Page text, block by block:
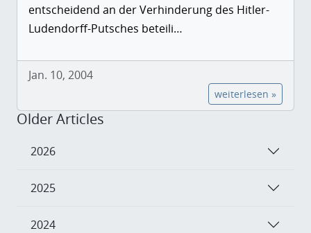
entscheidend an der Verhinderung des Hitler-
Ludendorff-Putsches beteili…
Jan. 10, 2004
weiterlesen »
Older Articles
2026
2025
2024